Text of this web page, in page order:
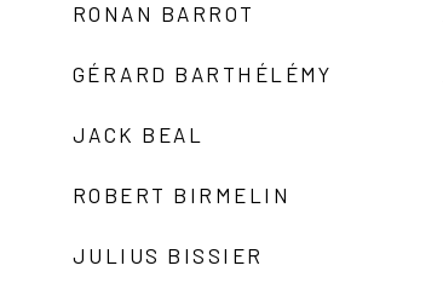
RONAN BARROT
GÉRARD BARTHÉLÉMY
JACK BEAL
ROBERT BIRMELIN
JULIUS BISSIER